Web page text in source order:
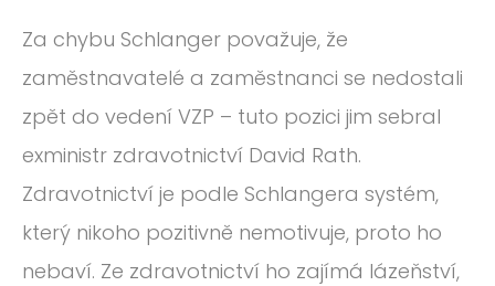
Za chybu Schlanger považuje, že
zaměstnavatelé a zaměstnanci se nedostali
zpět do vedení VZP – tuto pozici jim sebral
exministr zdravotnictví David Rath.
Zdravotnictví je podle Schlangera systém,
který nikoho pozitivně nemotivuje, proto ho
nebaví. Ze zdravotnictví ho zajímá lázeňství,